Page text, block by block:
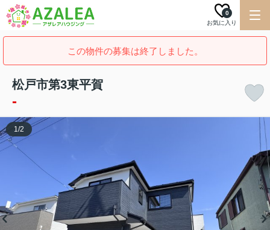
お気に入り
0
この物件の募集は終了しました。
松戸市第3東平賀
-
1/2